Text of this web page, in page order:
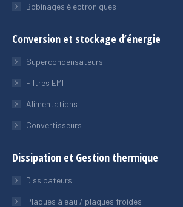
Bobinages électroniques
Conversion et stockage d’énergie
Supercondensateurs
Filtres EMI
Alimentations
Convertisseurs
Dissipation et Gestion thermique
Dissipateurs
Plaques à eau / plaques froides